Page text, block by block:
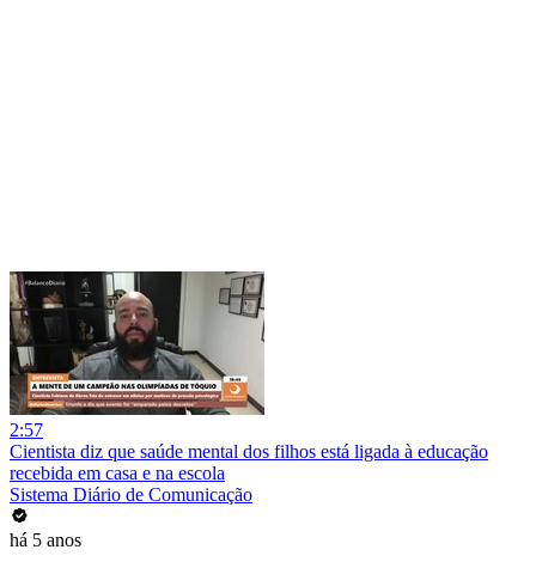
2:57
Cientista diz que saúde mental dos filhos está ligada à educação
recebida em casa e na escola
Sistema Diário de Comunicação
há 5 anos